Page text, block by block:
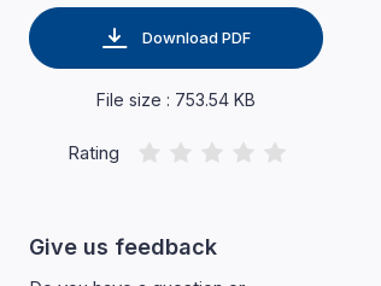
Download PDF
File size : 753.54 KB
Rating
Give us feedback